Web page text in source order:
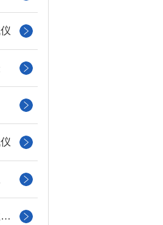
电力安全工具力学性能试验机